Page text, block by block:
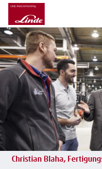
Christian Blaha,